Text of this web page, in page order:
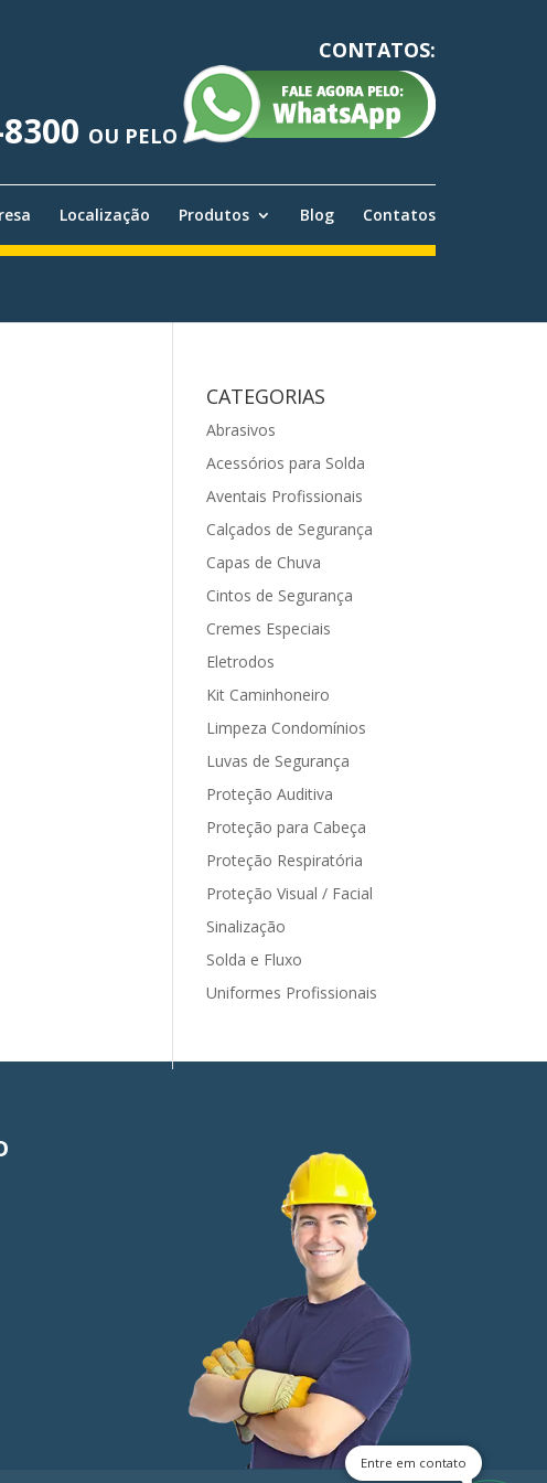
CONTATOS:
OU PELO
Localização Produtos Blog Contatos
CATEGORIAS
Abrasivos
Acessórios para Solda
Aventais Profissionais
Calçados de Segurança
Capas de Chuva
Cintos de Segurança
Cremes Especiais
Eletrodos
Kit Caminhoneiro
Limpeza Condomínios
Luvas de Segurança
Proteção Auditiva
Proteção para Cabeça
Proteção Respiratória
Proteção Visual / Facial
Sinalização
Solda e Fluxo
Uniformes Profissionais
Entre em contato